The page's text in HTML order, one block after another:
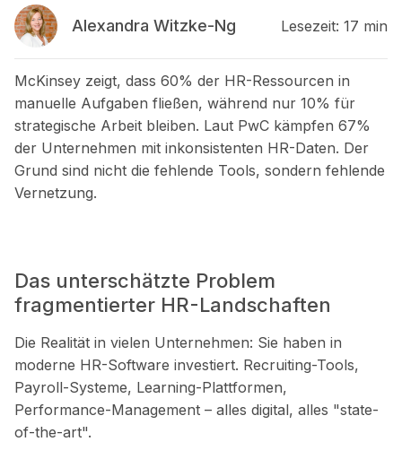
Alexandra Witzke-Ng Lesezeit: 17 min
McKinsey zeigt, dass 60% der HR-Ressourcen in
manuelle Aufgaben fließen, während nur 10% für
strategische Arbeit bleiben. Laut PwC kämpfen 67%
der Unternehmen mit inkonsistenten HR-Daten. Der
Grund sind nicht die fehlende Tools, sondern fehlende
Vernetzung.
Das unterschätzte Problem
fragmentierter HR-Landschaften
Die Realität in vielen Unternehmen: Sie haben in
moderne HR-Software investiert. Recruiting-Tools,
Payroll-Systeme, Learning-Plattformen,
Performance-Management – alles digital, alles "state-
of-the-art".